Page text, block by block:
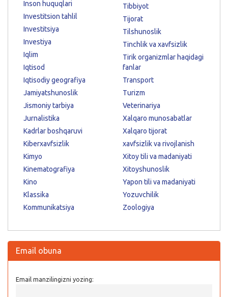
Inson huquqlari
Investitsion tahlil
Investitsiya
Investiya
Iqlim
Iqtisod
Iqtisodiy geografiya
Jamiyatshunoslik
Jismoniy tarbiya
Jurnalistika
Kadrlar boshqaruvi
Kiberxavfsizlik
Kimyo
Kinematografiya
Kino
Klassika
Kommunikatsiya
Tibbiyot
Tijorat
Tilshunoslik
Tinchlik va xavfsizlik
Tirik organizmlar haqidagi
fanlar
Transport
Turizm
Veterinariya
Xalqaro munosabatlar
Xalqaro tijorat
xavfsizlik va rivojlanish
Xitoy tili va madaniyati
Xitoyshunoslik
Yapon tili va madaniyati
Yozuvchilik
Zoologiya
Email obuna
Email manzilingizni yozing: